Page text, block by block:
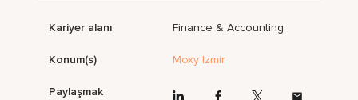
Kariyer alanı Finance & Accounting
Konum(s) Moxy Izmir
Paylaşmak